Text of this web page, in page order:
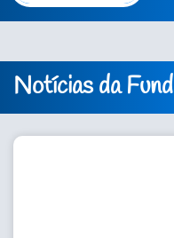
Notícias da